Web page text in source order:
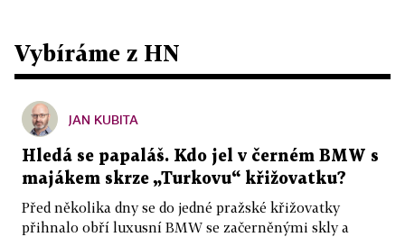
Vybíráme z HN
JAN KUBITA
Hledá se papaláš. Kdo jel v černém BMW s
majákem skrze „Turkovu“ křižovatku?
Před několika dny se do jedné pražské křižovatky
přihnalo obří luxusní BMW se začerněnými skly a